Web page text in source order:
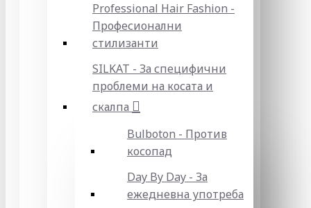
Professional Hair Fashion -
Професионални
стилизанти
SILKAT - За специфични
проблеми на косата и
скалпа
Bulboton - Против
косопад
Day By Day - За
ежедневна употреба